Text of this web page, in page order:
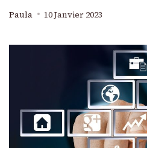
Paula 10 Janvier 2023